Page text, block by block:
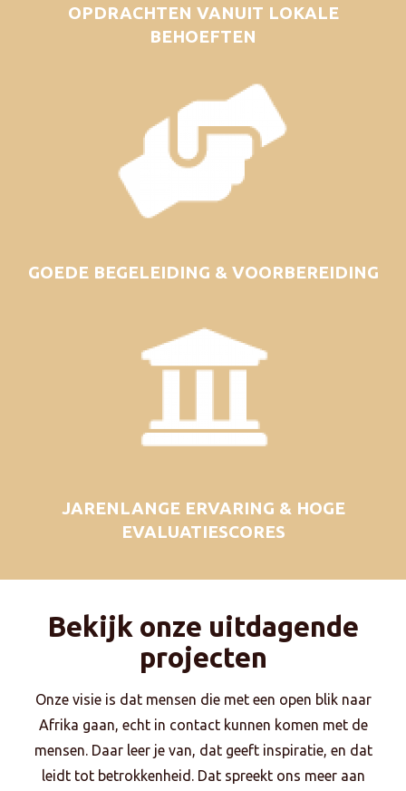
OPDRACHTEN VANUIT LOKALE
BEHOEFTEN
GOEDE BEGELEIDING & VOORBEREIDING
JARENLANGE ERVARING & HOGE
EVALUATIESCORES
Bekijk onze uitdagende
projecten
Onze visie is dat mensen die met een open blik naar
Afrika gaan, echt in contact kunnen komen met de
mensen. Daar leer je van, dat geeft inspiratie, en dat
leidt tot betrokkenheid. Dat spreekt ons meer aan